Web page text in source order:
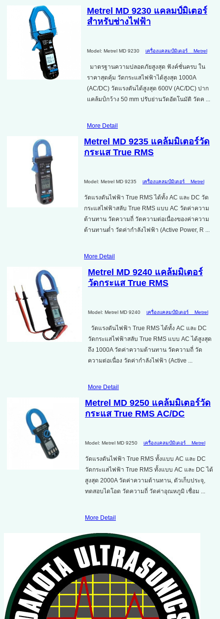
Metrel MD 9230 แคลมป์มิเตอร์
สำหรับช่างไฟฟ้า
Model: Metrel MD 9230 เครื่องแคลมป์มิเตอร์ Metrel
มาตรฐานความปลอดภัยสูงสุด ฟังค์ชั่นครบ ใน
ราคาสุดคุ้ม วัดกระแสไฟฟ้าได้สูงสุด 1000A
(AC/DC) วัดแรงดันได้สูงสุด 600V (AC/DC) ปาก
แคล้มป์กว้าง 50 mm ปรับย่านวัดอัตโนมัติ วัดค ...
More Detail
Metrel MD 9235 แคล้มมิเตอร์วัด
กระแส True RMS
Model: Metrel MD 9235 เครื่องแคลมป์มิเตอร์ Metrel
วัดแรงดันไฟฟ้า True RMS ได้ทั้ง AC และ DC วัด
กระแสไฟฟ้าสลับ True RMS แบบ AC วัดค่าความ
ต้านทาน วัดความถี่ วัดความต่อเนื่องของค่าความ
ต้านทานต่ำ วัดค่ากำลังไฟฟ้า (Active Power, R ...
More Detail
Metrel MD 9240 แคล้มมิเตอร์
วัดกระแส True RMS
Model: Metrel MD 9240 เครื่องแคลมป์มิเตอร์ Metrel
วัดแรงดันไฟฟ้า True RMS ได้ทั้ง AC และ DC
วัดกระแสไฟฟ้าสลับ True RMS แบบ AC ได้สูงสุด
ถึง 1000A วัดค่าความต้านทาน วัดความถี่ วัด
ความต่อเนื่อง วัดค่ากำลังไฟฟ้า (Active ...
More Detail
Metrel MD 9250 แคล้มมิเตอร์วัด
กระแส True RMS AC/DC
Model: Metrel MD 9250 เครื่องแคลมป์มิเตอร์ Metrel
วัดแรงดันไฟฟ้า True RMS ทั้งแบบ AC และ DC
วัดกระแสไฟฟ้า True RMS ทั้งแบบ AC และ DC ได้
สูงสุด 2000A วัดค่าความต้านทาน, ตัวเก็บประจุ,
ทดสอบไดโอด วัดความถี่ วัดค่าอุณหภูมิ เชื่อม ...
More Detail